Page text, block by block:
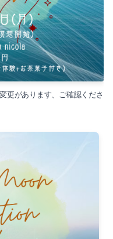
更があります、ご確認くださ